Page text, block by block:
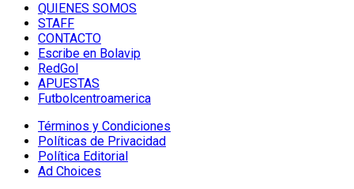
QUIENES SOMOS
STAFF
CONTACTO
Escribe en Bolavip
RedGol
APUESTAS
Futbolcentroamerica
Términos y Condiciones
Políticas de Privacidad
Política Editorial
Ad Choices